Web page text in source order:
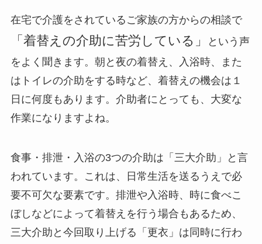
在宅で介護をされているご家族の方からの相談で
「着替えの介助に苦労している」
という声
をよく聞きます。朝と夜の着替え、入浴時、また
はトイレの介助をする時など、着替えの機会は１
日に何度もあります。介助者にとっても、大変な
作業になりますよね。
食事・排泄・入浴の3つの介助は「三大介助」と言
われています。これは、日常生活を送るうえで必
要不可欠な要素です。排泄や入浴時、時に食べこ
ぼしなどによって着替えを行う場合もあるため、
三大介助と今回取り上げる「更衣」は同時に行わ